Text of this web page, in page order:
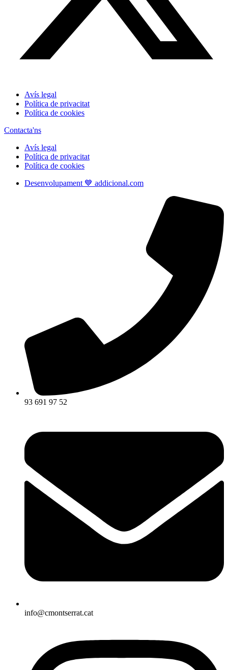
Avís legal
Política de privacitat
Política de cookies
Contacta'ns
Avís legal
Política de privacitat
Política de cookies
Desenvolupament 💙 addicional.com
93 691 97 52
info@cmontserrat.cat